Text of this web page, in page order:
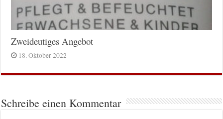
Zweideutiges Angebot
18. Oktober 2022
Schreibe einen Kommentar